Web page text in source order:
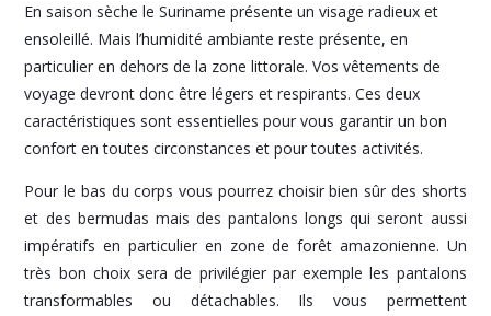
En saison sèche le Suriname présente un visage radieux et
ensoleillé. Mais l’humidité ambiante reste présente, en
particulier en dehors de la zone littorale. Vos vêtements de
voyage devront donc être légers et respirants. Ces deux
caractéristiques sont essentielles pour vous garantir un bon
confort en toutes circonstances et pour toutes activités.
Pour le bas du corps vous pourrez choisir bien sûr des shorts
et des bermudas mais des pantalons longs qui seront aussi
impératifs en particulier en zone de forêt amazonienne. Un
très bon choix sera de privilégier par exemple les pantalons
transformables ou détachables. Ils vous permettent